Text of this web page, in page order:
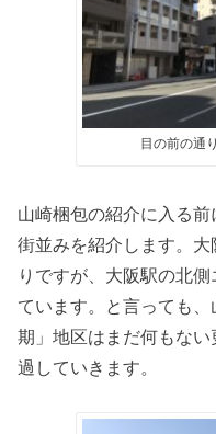
目の前の通
山崎梱包の紹介に入る
街並みを紹介します。
りですが、大阪駅の北
ています。と言っても
期」地区はまだ何もな
過していきます。